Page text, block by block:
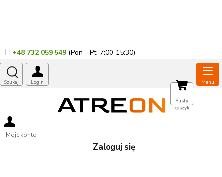
+48 732 059 549
Moje konto
Zaloguj się
KOSZYK
Pusty
koszyk